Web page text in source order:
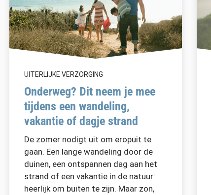
UITERLIJKE VERZORGING
Onderweg? Dit neem je mee
tijdens een wandeling,
vakantie of dagje strand
De zomer nodigt uit om eropuit te
gaan. Een lange wandeling door de
duinen, een ontspannen dag aan het
strand of een vakantie in de natuur:
heerlijk om buiten te zijn. Maar zon,